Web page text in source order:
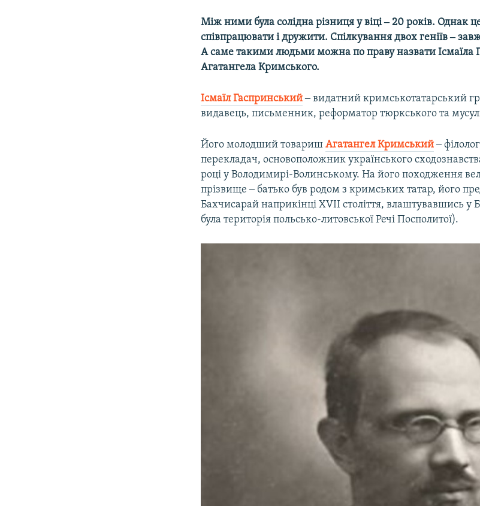
Між ними була солідна різниця у віці ‒ 20 років. Однак
співпрацювати і дружити. Спілкування двох геніїв ‒
А саме такими людьми можна по праву назвати Ісмаїла
Агатангела Кримського.
Ісмаїл Гаспринський‒ видатний кримськотатарський
видавець, письменник, реформатор тюркського та
Його молодший товаришАгатангел Кримський‒
перекладач, основоположник українського
році у Володимирі-Волинському. На його походження
прізвище ‒ батько був родом з кримських татар, його
Бахчисарай наприкінці XVII століття, влаштувавшись у
була територія польсько-литовської Речі Посполитої).